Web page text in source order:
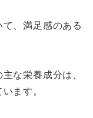
、満足感のある
な栄養成分は、
ます。